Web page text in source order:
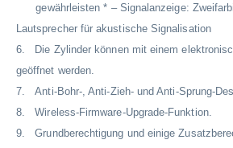
gewährleisten * – Signalanzeige:
Lautsprecher für akustische Signalisation
6. Die Zylinder können mit einem
geöffnet werden.
7. Anti-Bohr-, Anti-Zieh- und Anti-Sprung-
8. Wireless-Firmware-Upgrade-Funktion.
9. Grundberechtigung und einige